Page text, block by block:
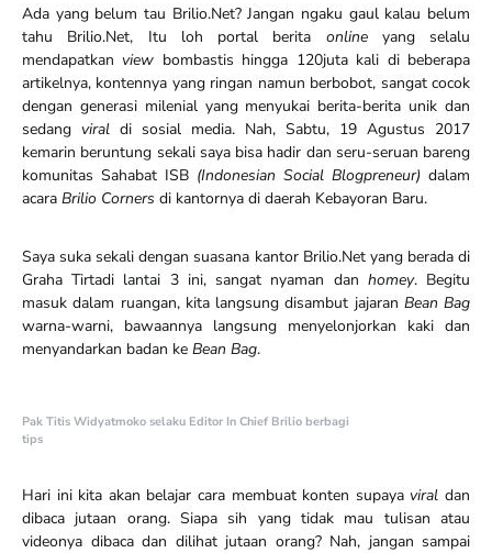
Ada yang belum tau Brilio.Net? Jangan ngaku gaul kalau belum
tahu Brilio.Net, Itu loh portal berita onlineyang selalu
mendapatkanview bombastis hingga 120juta kali di beberapa
artikelnya, kontennya yang ringan namun berbobot, sangat cocok
dengan generasi milenial yang menyukai berita-berita unik dan
sedang viral di sosial media. Nah, Sabtu, 19 Agustus 2017
kemarin beruntung sekali saya bisa hadir dan seru-seruan bareng
komunitas Sahabat ISB (Indonesian Social Blogpreneur) dalam
acara Brilio Corners di kantornya di daerah Kebayoran Baru.
Saya suka sekali dengan suasana kantor Brilio.Net yang berada di
Graha Tirtadi lantai 3 ini, sangat nyaman dan homey. Begitu
masuk dalam ruangan, kita langsung disambut jajaran Bean Bag
warna-warni, bawaannya langsung menyelonjorkan kaki dan
menyandarkan badan ke Bean Bag.
Pak Titis Widyatmoko selaku Editor In Chief Brilio berbagi
tips
Hari ini kita akan belajar cara membuat konten supayaviral dan
dibaca jutaan orang. Siapa sih yang tidak mau tulisan atau
videonya dibaca dan dilihat jutaan orang? Nah, jangan sampai